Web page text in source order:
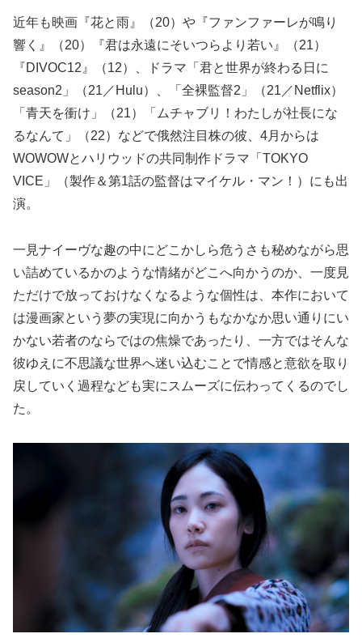
近年も映画『花と雨』（20）や『ファンファーレが鳴り
響く』（20）『君は永遠にそいつらより若い』（21）
『DIVOC12』（12）、ドラマ「君と世界が終わる日に
season2」（21／Hulu）、「全裸監督2」（21／Netflix）
「青天を衝け」（21）「ムチャブリ！わたしが社長にな
るなんて」（22）などで俄然注目株の彼、4月からは
WOWOWとハリウッドの共同制作ドラマ「TOKYO
VICE」（製作＆第1話の監督はマイケル・マン！）にも出
演。
一見ナイーヴな趣の中にどこかしら危うさも秘めながら思
い詰めているかのような情緒がどこへ向かうのか、一度見
ただけで放っておけなくなるような個性は、本作において
は漫画家という夢の実現に向かうもなかなか思い通りにい
かない若者のならではの焦燥であったり、一方ではそんな
彼ゆえに不思議な世界へ迷い込むことで情感と意欲を取り
戻していく過程なども実にスムーズに伝わってくるのでし
た。